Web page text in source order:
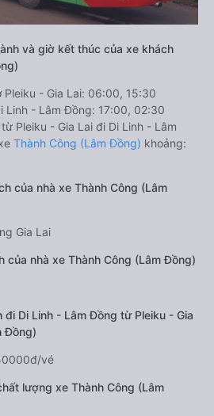
và giờ kết thúc của xe khách
Pleiku - Gia Lai: 06:00, 15:30
Linh - Lâm Đồng: 17:00, 02:30
Pleiku - Gia Lai đi Di Linh - Lâm
Thành Công (Lâm Đồng) khoảng:
của nhà xe Thành Công (Lâm
Gia Lai
của nhà xe Thành Công (Lâm Đồng)
đi Di Linh - Lâm Đồng từ Pleiku - Gia
Đồng)
vé
lượng xe Thành Công (Lâm